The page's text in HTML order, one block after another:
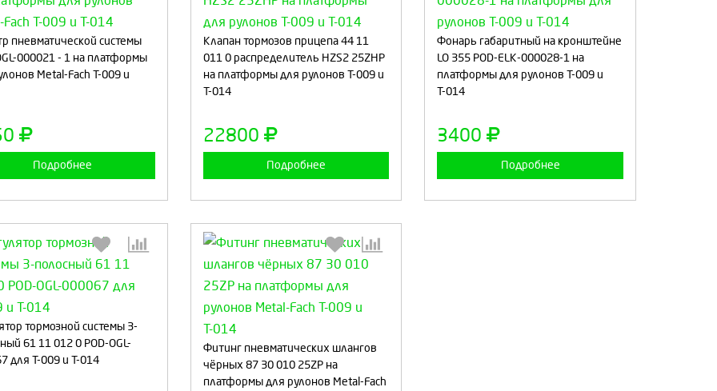
пневматической системы
000021 - 1 на платформы
Metal-Fach Т-009 и
Подробнее
количество:
Клапан тормозов прицепа 44 11
011 0 распределитель HZS2 25ZHP
на платформы для рулонов Т-009 и
Т-014
22800
Подробнее
Выберите количество:
Фонарь габаритный на кронштейне
LO 355 POD-ELK-000028-1 на
платформы для рулонов Т-009 и
Т-014
3400
Подробнее
Выберите количество:
тормозной системы 3-
61 11 012 0 POD-OGL-
для Т-009 и Т-014
количество:
Фитинг пневматических шлангов
чёрных 87 30 010 25ZP на
платформы для рулонов Metal-Fach
Выберите количество: